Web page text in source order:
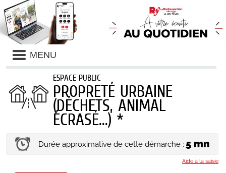
MENU
ESPACE PUBLIC
PROPRETÉ URBAINE
(DÉCHETS, ANIMAL
ÉCRASÉ...) *
Durée approximative de cette démarche : 5 mn
Aide à la saisie